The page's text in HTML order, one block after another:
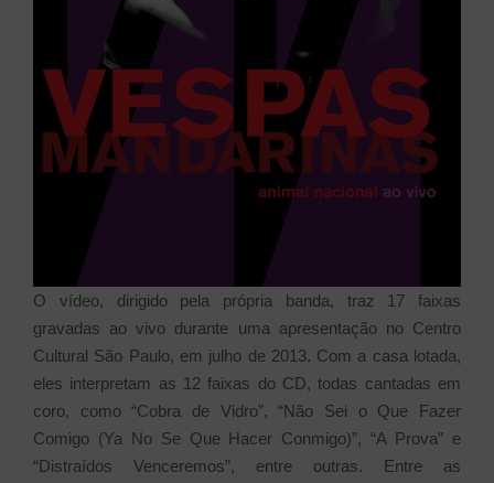
O vídeo, dirigido pela própria banda, traz 17 faixas
gravadas ao vivo durante uma apresentação no Centro
Cultural São Paulo, em julho de 2013. Com a casa lotada,
eles interpretam as 12 faixas do CD, todas cantadas em
coro, como “Cobra de Vidro”, “Não Sei o Que Fazer
Comigo (Ya No Se Que Hacer Conmigo)”, “A Prova” e
“Distraídos Venceremos”, entre outras. Entre as